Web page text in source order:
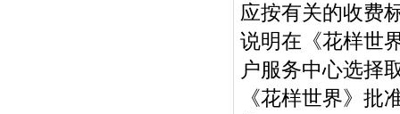
应按有关的收费
说明在《花样世
户服务中心选择
《花样世界》批